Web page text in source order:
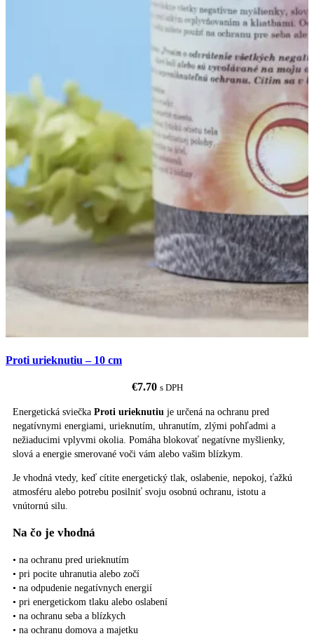
Proti urieknutiu – 10 cm
€7.70 s DPH
Energetická sviečka Proti urieknutiu je určená na ochranu pred
negatívnymi energiami, urieknutím, uhranutím, zlými pohľadmi a
nežiaducimi vplyvmi okolia. Pomáha blokovať negatívne myšlienky,
slová a energie smerované voči vám alebo vašim blízkym.
Je vhodná vtedy, keď cítite energetický tlak, oslabenie, nepokoj, ťažkú
atmosféru alebo potrebu posilniť svoju osobnú ochranu, istotu a
vnútornú silu.
Na čo je vhodná
• na ochranu pred urieknutím
• pri pocite uhranutia alebo zočí
• na odpudenie negatívnych energií
• pri energetickom tlaku alebo oslabení
• na ochranu seba a blízkych
• na ochranu domova a majetku